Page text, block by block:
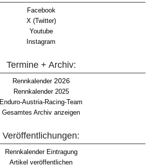
Facebook
X (Twitter)
Youtube
Instagram
Termine + Archiv:
Rennkalender2026
Rennkalender 2025
Enduro-Austria-Racing-Team
Gesamtes Archiv anzeigen
Veröffentlichungen:
Rennkalender Eintragung
Artikel veröffentlichen